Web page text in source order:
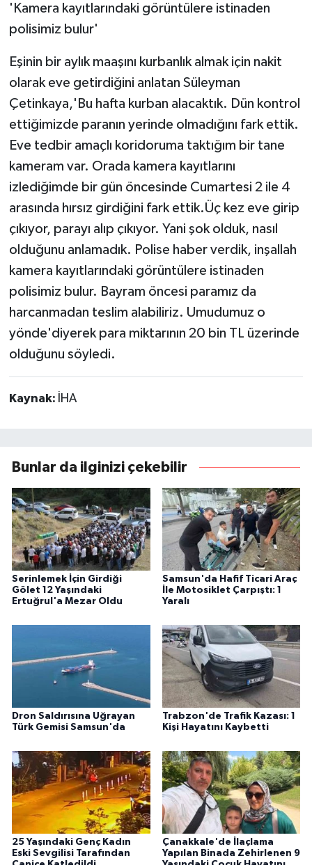
'Kamera kayıtlarındaki görüntülere istinaden
polisimiz bulur'
Eşinin bir aylık maaşını kurbanlık almak için nakit
olarak eve getirdiğini anlatan Süleyman
Çetinkaya,'Bu hafta kurban alacaktık. Dün kontrol
ettiğimizde paranın yerinde olmadığını fark ettik.
Eve tedbir amaçlı koridoruma taktığım bir tane
kameram var. Orada kamera kayıtlarını
izlediğimde bir gün öncesinde Cumartesi 2 ile 4
arasında hırsız girdiğini fark ettik.Üç kez eve girip
çıkıyor, parayı alıp çıkıyor. Yani şok olduk, nasıl
olduğunu anlamadık. Polise haber verdik, inşallah
kamera kayıtlarındaki görüntülere istinaden
polisimiz bulur. Bayram öncesi paramız da
harcanmadan teslim alabiliriz. Umudumuz o
yönde'diyerek para miktarının 20 bin TL üzerinde
olduğunu söyledi.
Kaynak: İHA
Bunlar da ilginizi çekebilir
Serinlemek İçin Girdiği
Gölet 12 Yaşındaki
Ertuğrul'a Mezar Oldu
Samsun'da Hafif Ticari Araç
İle Motosiklet Çarpıştı: 1
Yaralı
Dron Saldırısına Uğrayan
Türk Gemisi Samsun'da
Trabzon'de Trafik Kazası: 1
Kişi Hayatını Kaybetti
25 Yaşındaki Genç Kadın
Eski Sevgilisi Tarafından
Çanakkale'de İlaçlama
Yapılan Binada Zehirlenen 9